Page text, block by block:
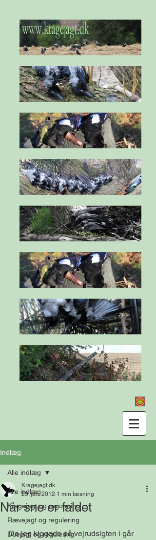
Indlæg
Alle indlæg
Kragejagt og regulering
Rævejagt og regulering
Duejagt og regulering
Alle indlæg
Når sne er faldet
Kragejagt.dk
29. jan. 2012 1 min læsning
Da jeg kiggede på vejrudsigten i går